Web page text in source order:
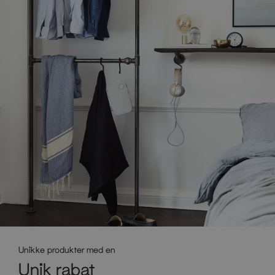
Unikke produkter med en
Unik rabat